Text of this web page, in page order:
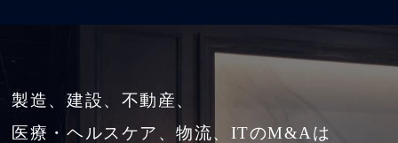
製造、建設、不動産、
医療・ヘルスケア、物流、ITのM&Aは